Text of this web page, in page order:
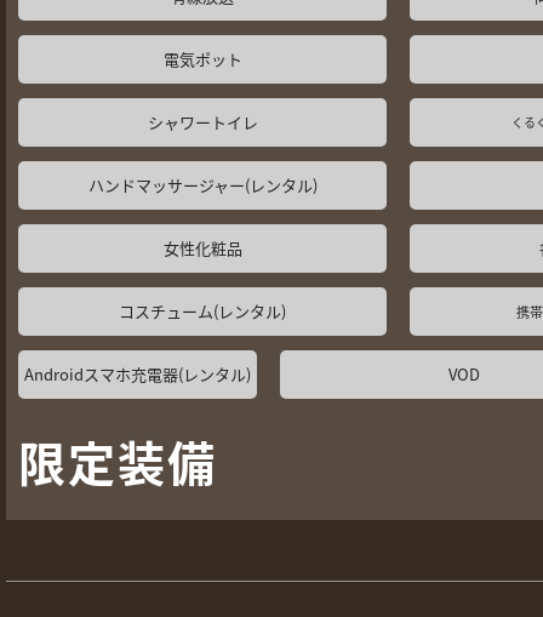
電気ポット
シャワートイレ くる
ハンドマッサージャー(レンタル)
女性化粧品
コスチューム(レンタル) 携
Androidスマホ充電器(レンタル) VOD
限定装備